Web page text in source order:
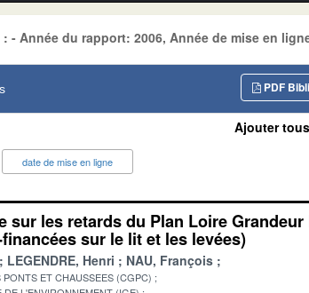
- Année du rapport: 2006, Année de mise en
PDF
date de mise en ligne
Ajouter
sur les retards du Plan Loire Grandeur
sur le lit et les levées)
LEGENDRE, Henri NAU, François
ET CHAUSSEES (CGPC)